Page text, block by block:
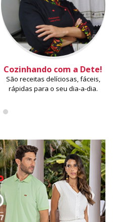
Cozinhando com a Dete!
São receitas delíciosas, fáceis,
rápidas para o seu dia-a-dia.